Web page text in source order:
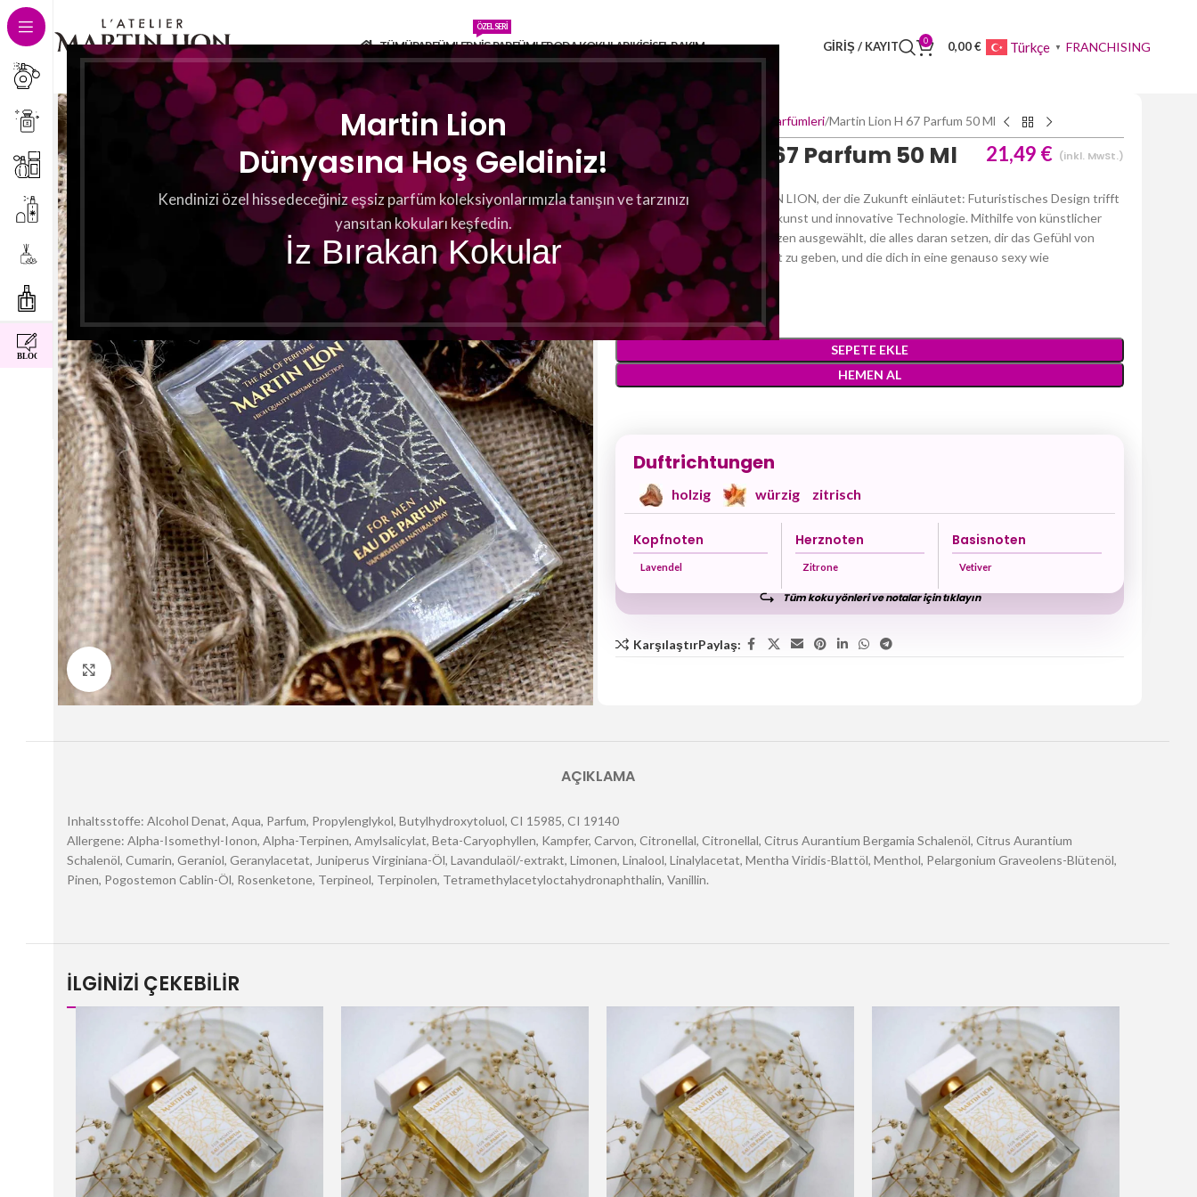
Martin Lion
Dünyasına Hoş Geldiniz!
Kendinizi özel hissedeceğiniz eşsiz parfüm koleksiyonlarımızla tanışın ve tarzınızı
yansıtan kokuları keşfedin.
İz Bırakan Kokular
instagram
facebook
twitter
youtube
TÜMÜPARFÜMLERNIŞ PARFÜMLER
ÖZEL SERI
ODA KOKULARIKIŞISEL BAKIM GIRIŞ / KAYIT 0 0,00€ Türkçe ▼ FRANCHISING
Büyütmek için tıklayın
Erkek Parfümleri Martin Lion H 67 Parfum 50 Ml
Martin Lion H 67 Parfum 50 Ml 21,49 € (inkl. MwSt.)
Welcome to the Future!
H 67 ist der Duft von MARTIN LION, der die Zukunft einläutet: Futuristisches Design trifft
hier auf luxuriöse Handwerkskunst und innovative Technologie. Mithilfe von künstlicher
Intelligenz wurden Ingredienzen ausgewählt, die alles daran setzen, dir das Gefühl von
unendlicher Energie und Kraft zu geben, und die dich in eine genauso sexy wie
selbstbewusste Aura hüllen.
SEPETE EKLE
HEMEN AL
Duftrichtungen
holzig würzig zitrisch
Kopfnoten
Lavendel
Herznoten
Zitrone
Basisnoten
Vetiver
Tüm koku yönleri ve notalar için tıklayın
KarşılaştırPaylaş:
AÇIKLAMA
Inhaltsstoffe: Alcohol Denat, Aqua, Parfum, Propylenglykol, Butylhydroxytoluol, CI 15985, CI 19140
Allergene: Alpha-Isomethyl-Ionon, Alpha-Terpinen, Amylsalicylat, Beta-Caryophyllen, Kampfer, Carvon, Citronellal, Citronellal, Citrus Aurantium Bergamia Schalenöl, Citrus Aurantium
Schalenöl, Cumarin, Geraniol, Geranylacetat, Juniperus Virginiana-Öl, Lavandulaöl/-extrakt, Limonen, Linalool, Linalylacetat, Mentha Viridis-Blattöl, Menthol, Pelargonium Graveolens-Blütenöl,
Pinen, Pogostemon Cablin-Öl, Rosenketone, Terpineol, Terpinolen, Tetramethylacetyloctahydronaphthalin, Vanillin.
İLGİNİZİ ÇEKEBİLİR